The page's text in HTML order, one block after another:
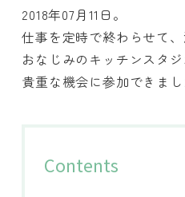
2018年07月11日。
仕事を定時で終わらせて
おなじみのキッチンスタ
貴重な機会に参加できまし
Contents